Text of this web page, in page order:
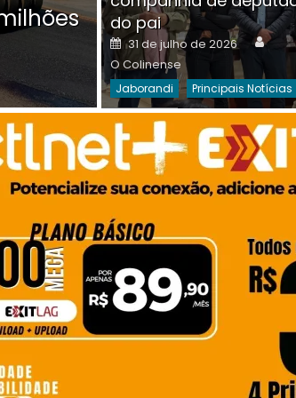
on
30 de julho de 2026 O
Destaques Da Semana
do pai
Posted
on
31 de julho de 2026
O Colinense
Jaborandi Principais Notícias